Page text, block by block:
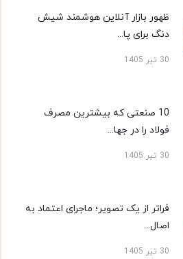
ظهور بازار آنلاین هوشمند شیش
دنگ برای پا...
30 تیر 1405
10 صنعتی که بیشترین مصرف
فولاد را در جها...
30 تیر 1405
فراتر از یک تصویر؛ ماجرای اعتماد به
اصال...
30 تیر 1405